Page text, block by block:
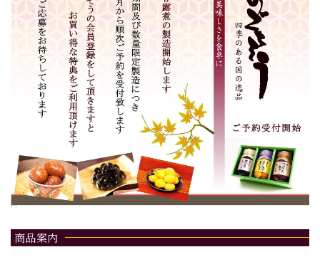
商品案内